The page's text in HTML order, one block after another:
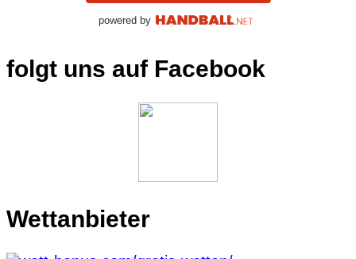
powered by
folgt uns auf Facebook
Wettanbieter